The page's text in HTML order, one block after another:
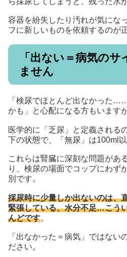
容器を紛失したり汚れが気にな
フに新しいものを依頼するのが
「出ない＝病気の
ません
「検尿でほとんど出なかった
かも」と心配になる方もいます
医学的に「乏尿」と定義される
下の状態で、「無尿」は100ml以
これらは腎臓に深刻な問題があ
り、検尿の場面でコップにわず
別です。
採尿時に少量しか出ないのは、
緊張している、水分不足…こう
んどです。
「出なかった＝病気」ではない
ださい。